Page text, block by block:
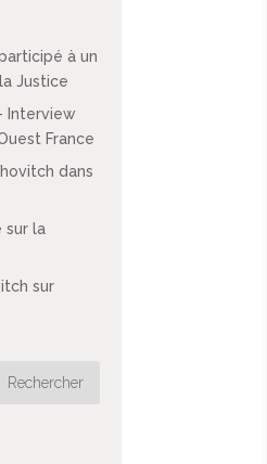
à un
Justice
Interview
France
dans
sur la
sur